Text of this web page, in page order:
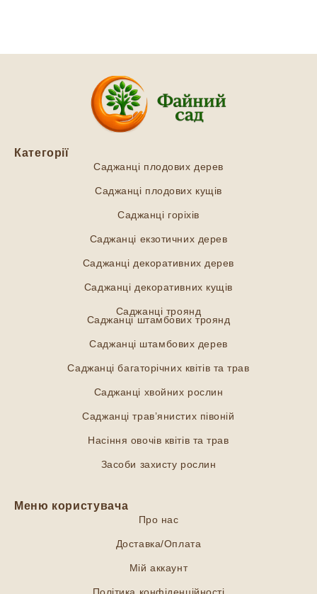
Категорії
Саджанці плодових дерев
Саджанці плодових кущів
Саджанці горіхів
Саджанці екзотичних дерев
Саджанці декоративних дерев
Саджанці декоративних кущів
Саджанці троянд
Саджанці штамбових троянд
Саджанці штамбових дерев
Саджанці багаторічних квітів та трав
Саджанці хвойних рослин
Саджанці трав’янистих півоній
Насіння овочів квітів та трав
Засоби захисту рослин
Меню користувача
Про нас
Доставка/Оплата
Мій аккаунт
Політика конфіденційності